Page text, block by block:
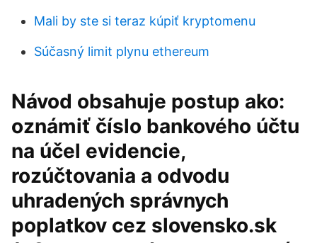
Mali by ste si teraz kúpiť kryptomenu
Súčasný limit plynu ethereum
Návod obsahuje postup ako:
oznámiť číslo bankového účtu
na účel evidencie,
rozúčtovania a odvodu
uhradených správnych
poplatkov cez slovensko.sk